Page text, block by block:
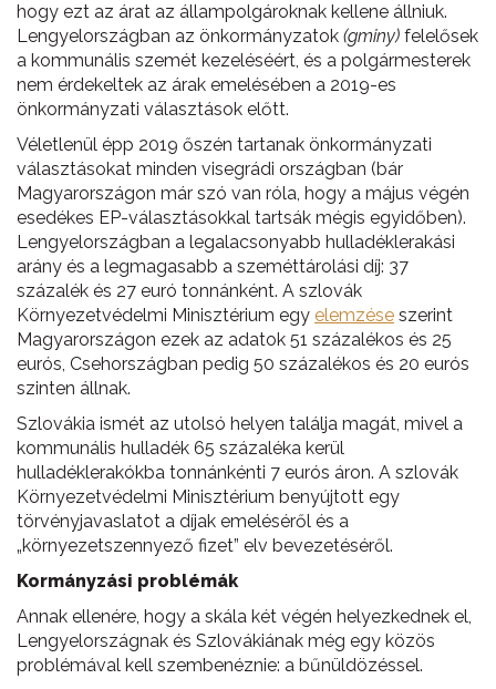
hogy ezt az árat az állampolgároknak kellene állniuk.
Lengyelországban az önkormányzatok (gminy) felelősek
a kommunális szemét kezeléséért, és a polgármesterek
nem érdekeltek az árak emelésében a 2019-es
önkormányzati választások előtt.
Véletlenül épp 2019 őszén tartanak önkormányzati
választásokat minden visegrádi országban (bár
Magyarországon már szó van róla, hogy a május végén
esedékes EP-választásokkal tartsák mégis egyidőben).
Lengyelországban a legalacsonyabb hulladéklerakási
arány és a legmagasabb a szeméttárolási díj: 37
százalék és 27 euró tonnánként. A szlovák
Környezetvédelmi Minisztérium egy elemzése szerint
Magyarországon ezek az adatok 51 százalékos és 25
eurós, Csehországban pedig 50 százalékos és 20 eurós
szinten állnak.
Szlovákia ismét az utolsó helyen találja magát, mivel a
kommunális hulladék 65 százaléka kerül
hulladéklerakókba tonnánkénti 7 eurós áron. A szlovák
Környezetvédelmi Minisztérium benyújtott egy
törvényjavaslatot a díjak emeléséről és a
„környezetszennyező fizet” elv bevezetéséről.
Kormányzási problémák
Annak ellenére, hogy a skála két végén helyezkednek el,
Lengyelországnak és Szlovákiának még egy közös
problémával kell szembenéznie: a bűnüldözéssel.